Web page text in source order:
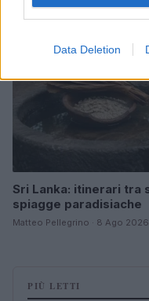
Data Deletion
Sri Lanka: itinerari tra
spiagge paradisiache
Matteo Pellegrino · 8 Ago 2026
PIÙ LETTI